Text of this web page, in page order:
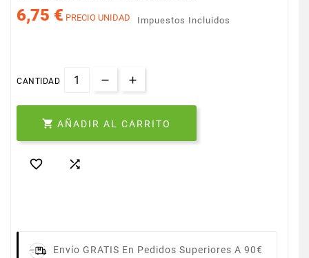
6,75 € PRECIO UNIDAD Impuestos Incluidos
CANTIDAD
 AÑADIR AL CARRITO
 
Envío GRATIS En Pedidos Superiores A 90€